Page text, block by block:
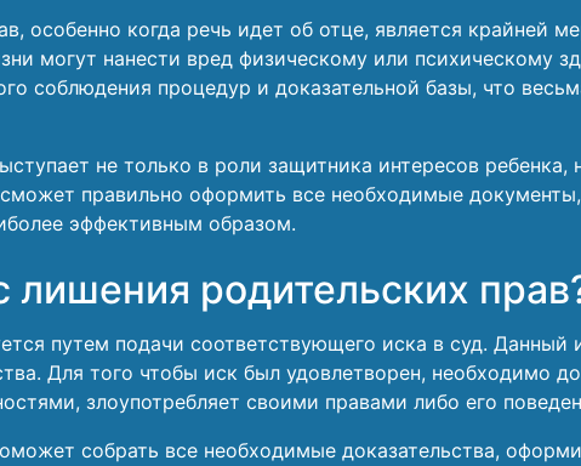
особенно когда речь идет об отце, является крайней
могут нанести вред физическому или психическому
соблюдения процедур и доказательной базы, что
не только в роли защитника интересов
правильно оформить все необходимые документы,
эффективным образом.
лишения родительских
путем подачи соответствующего иска в суд.
Для того чтобы иск был удовлетворен, необходимо
злоупотребляет своими правами либо его
собрать все необходимые доказательства,